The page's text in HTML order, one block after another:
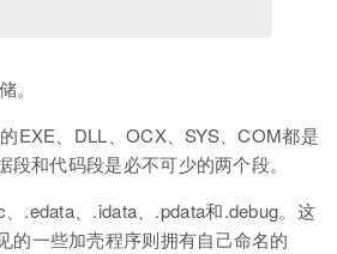
。
EXE、DLL、OCX、SYS、COM都是
和代码段是必不可少的两个段。
.edata、.idata、.pdata和.debug。这
的一些加壳程序则拥有自己命名的